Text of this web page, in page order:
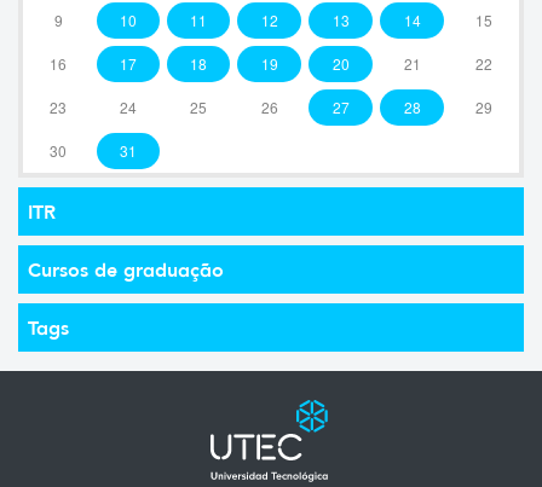
9 10 11 12 13 14 15
16 17 18 19 20 21 22
23 24 25 26 27 28 29
30 31
ITR
Cursos de graduação
Tags